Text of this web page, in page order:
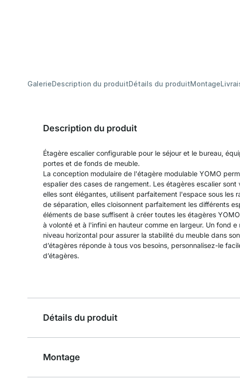
GalerieDescription du produitDétails du produitMontage
Description du produit
Étagère escalier configurable pour le séjour et le bureau,
portes et de fonds de meuble.
La conception modulaire de l'étagère modulable YOMO
espalier des cases de rangement. Les étagères escalier
elles sont élégantes, utilisent parfaitement l'espace sous les
de séparation, elles cloisonnent parfaitement les différents
éléments de base suffisent à créer toutes les étagères
à volonté et à l'infini en hauteur comme en largeur. Un fond
niveau horizontal pour assurer la stabilité du meuble dans
d’étagères réponde à tous vos besoins, personnalisez-le
d’étagères.
Détails du produit
Montage